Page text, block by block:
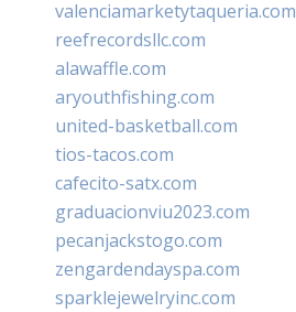
valenciamarketytaqueria.com
reefrecordsllc.com
alawaffle.com
aryouthfishing.com
united-basketball.com
tios-tacos.com
cafecito-satx.com
graduacionviu2023.com
pecanjackstogo.com
zengardendayspa.com
sparklejewelryinc.com